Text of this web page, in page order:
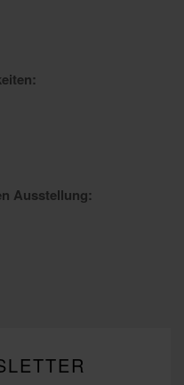
Ausstellung: